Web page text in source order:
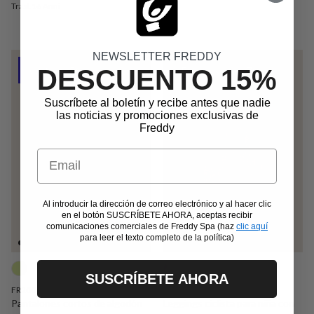
Trasl.16 Anni
Outlet -50%
FR2004
Pantalones cortos de algodón
Fin de serie -70%
NEWSLETTER FREDDY
DESCUENTO 15%
Suscríbete al boletín y recibe antes que nadie
las noticias y promociones exclusivas de
Freddy
Email
Al introducir la dirección de correo electrónico y al hacer clic
en el botón SUSCRÍBETE AHORA, aceptas recibir
comunicaciones comerciales de Freddy Spa (haz clic aquí
para leer el texto completo de la política)
SUSCRÍBETE AHORA